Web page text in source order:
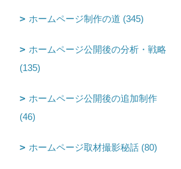
ホームページ制作の道 (345)
ホームページ公開後の分析・戦略
(135)
ホームページ公開後の追加制作
(46)
ホームページ取材撮影秘話 (80)